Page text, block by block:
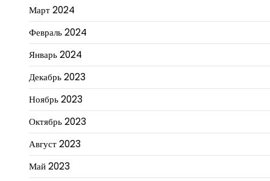
Март 2024
Февраль 2024
Январь 2024
Декабрь 2023
Ноябрь 2023
Октябрь 2023
Август 2023
Май 2023